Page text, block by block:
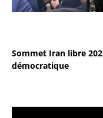
Sommet Iran libre
démocratique